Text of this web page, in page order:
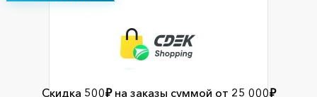
Скидка 500₽ на заказы суммой от 25 000₽